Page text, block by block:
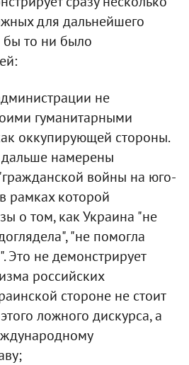
для дальнейшего
бы то ни было
не
гуманитарными
оккупирующей стороны.
намерены
войны на юго-
рамках которой
о том, как Украина "не
"не помогла
Это не демонстрирует
российских
стороне не стоит
ложного дискурса, а